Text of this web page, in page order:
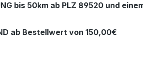
bis 50km ab PLZ 89520 und
ab Bestellwert von 150,00€